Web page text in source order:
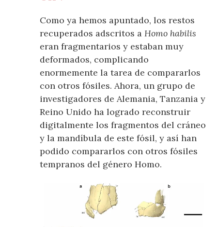
Como ya hemos apuntado, los restos
recuperados adscritos aHomo habilis
eran fragmentarios y estaban muy
deformados, complicando
enormemente la tarea de compararlos
con otros fósiles. Ahora, un grupo de
investigadores de Alemania, Tanzania y
Reino Unido ha logrado reconstruir
digitalmente los fragmentos del cráneo
y la mandíbula de este fósil, y así han
podido compararlos con otros fósiles
tempranos del género Homo.